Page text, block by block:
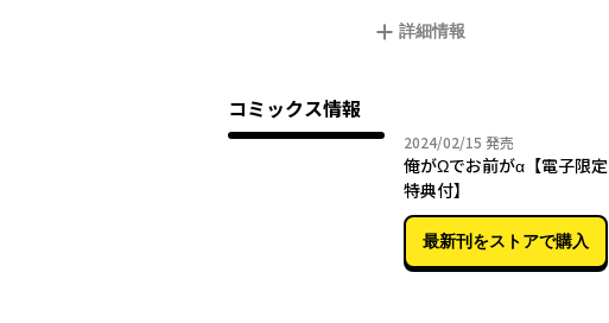
詳細情報
コミックス情報
2024/02/15 2024年02月15日
発売
俺がΩでお前がα【電子限定
特典付】
最新刊をストアで購入